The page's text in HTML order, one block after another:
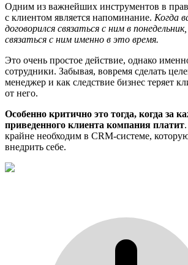
Одним из важнейших инструментов в
с клиентом является напоминание. Когда
договорился связаться с ним в
связаться с ним именно в это время.
Это очень простое действие, однако
сотрудники. Забывая, вовремя сделать
менеджер и как следствие бизнес теряет
от него.
Особенно критично это тогда, когда за
приведенного клиента компания платит
крайне необходим в CRM-системе,
внедрить себе.